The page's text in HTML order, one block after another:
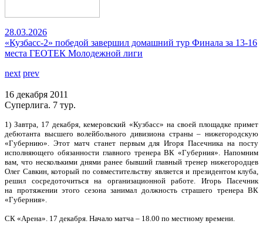
28.03.2026
«Кузбасс-2» победой завершил домашний тур Финала за 13-16
места ГЕОТЕК Молодежной лиги
next prev
16 декабря 2011
Суперлига. 7 тур.
1) Завтра, 17 декабря, кемеровский «Кузбасс» на своей площадке примет
дебютанта высшего волейбольного дивизиона страны – нижегородскую
«Губернию». Этот матч станет первым для Игоря Пасечника на посту
исполняющего обязанности главного тренера ВК «Губерния». Напомним
вам, что несколькими днями ранее бывший главный тренер нижегородцев
Олег Савкин, который по совместительству является и президентом клуба,
решил сосредоточиться на организационной работе. Игорь Пасечник
на протяжении этого сезона занимал должность страшего тренера ВК
«Губерния».
СК «Арена». 17 декабря. Начало матча – 18.00 по местному времени.